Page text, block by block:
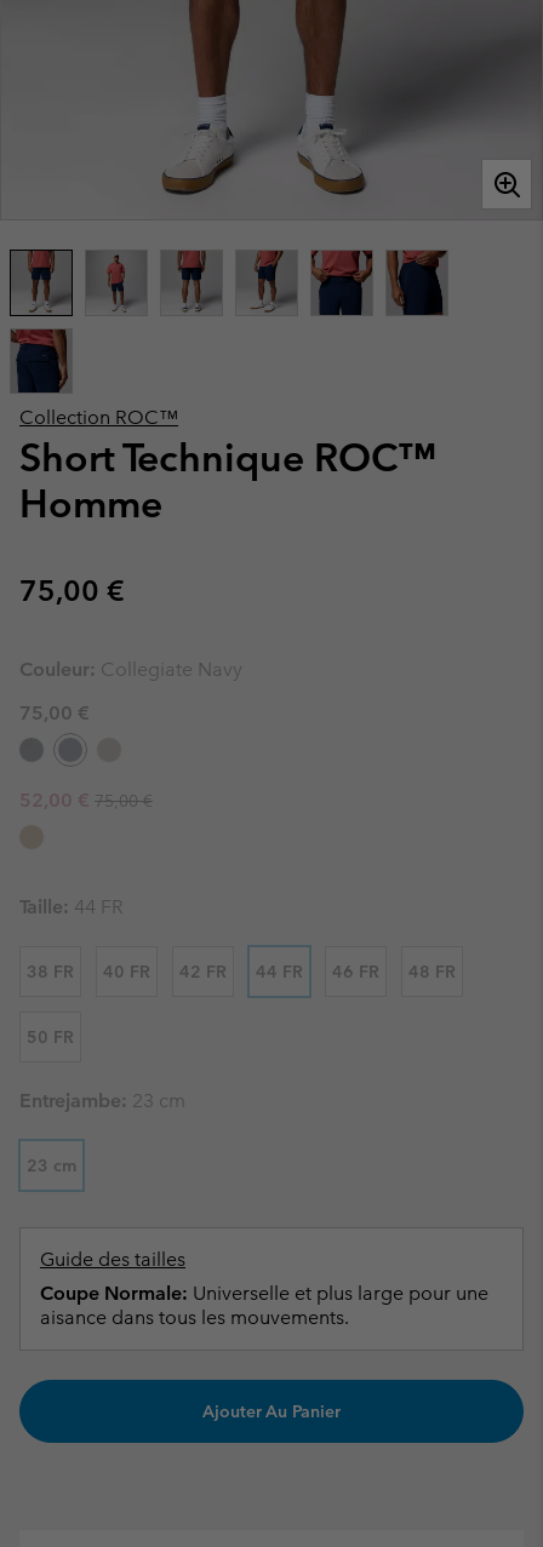
Collection ROC™
Short Technique ROC™
Homme
Regular price:
75,00 €
Couleur: Collegiate Navy
75,00 €
Sale price:
52,00 € Regular price:
75,00 €
Taille: 44 FR
38 FR 40 FR 42 FR 44 FR 46 FR 48 FR
50 FR
Entrejambe: 23 cm
23 cm
Guide des tailles
Coupe Normale: Universelle et plus large pour une
aisance dans tous les mouvements.
Ajouter Au Panier